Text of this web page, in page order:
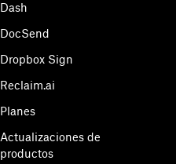
Dash
DocSend
Dropbox Sign
Reclaim.ai
Planes
Actualizaciones de
productos